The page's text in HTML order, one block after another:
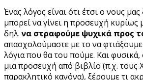
Ένας λόγος είναι ότι έτσι ο νους μας
μπορεί να γίνει η προσευχή κυρίως
δηλ.να στραφούμε ψυχικά προς
απασχολούμαστε με το να
λόγια που θα του πούμε. Και
μια προσευχή από βιβλίο (π.χ. τους
παρακλητικό κανόνα), ξέρουμε τι